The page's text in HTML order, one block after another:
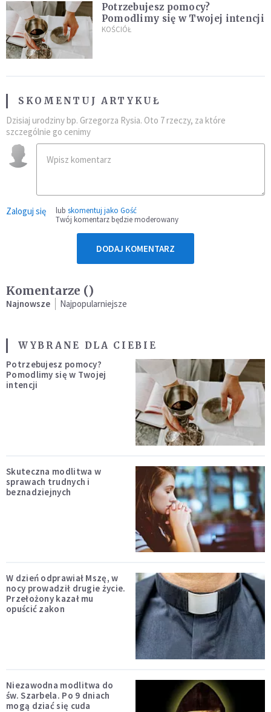
Potrzebujesz pomocy?
Pomodlimy się w Twojej intencji
KOŚCIÓŁ
SKOMENTUJ ARTYKUŁ
Dzisiaj urodziny bp. Grzegorza Rysia. Oto 7 rzeczy, za które
szczególnie go cenimy
Zaloguj się lub skomentuj jako Gość
Twój komentarz będzie moderowany
DODAJ KOMENTARZ
Komentarze ()
Najnowsze Najpopularniejsze
WYBRANE DLA CIEBIE
Potrzebujesz pomocy?
Pomodlimy się w Twojej
intencji
Skuteczna modlitwa w
sprawach trudnych i
beznadziejnych
W dzień odprawiał Mszę, w
nocy prowadził drugie życie.
Przełożony kazał mu
opuścić zakon
Niezawodna modlitwa do
św. Szarbela. Po 9 dniach
mogą dziać się cuda